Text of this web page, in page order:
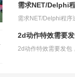
需求NET/Delphi
2d动作特效需要